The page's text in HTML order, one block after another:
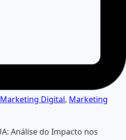
Marketing Digital, Marketing